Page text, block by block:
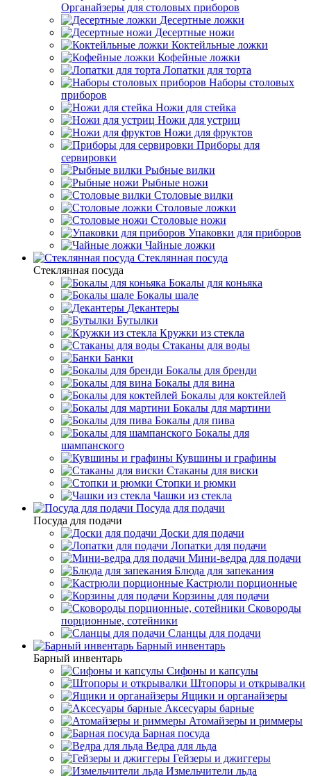
Органайзеры для столовых приборов
Десертные ложки
Десертные ножи
Коктейльные ложки
Кофейные ложки
Лопатки для торта
Наборы столовых
приборов
Ножи для стейка
Ножи для устриц
Ножи для фруктов
Приборы для
сервировки
Рыбные вилки
Рыбные ножи
Столовые вилки
Столовые ложки
Столовые ножи
Упаковки для приборов
Чайные ложки
Стеклянная посуда
Стеклянная посуда
Бокалы для коньяка
Бокалы шале
Декантеры
Бутылки
Кружки из стекла
Стаканы для воды
Банки
Бокалы для бренди
Бокалы для вина
Бокалы для коктейлей
Бокалы для мартини
Бокалы для пива
Бокалы для
шампанского
Кувшины и графины
Стаканы для виски
Стопки и рюмки
Чашки из стекла
Посуда для подачи
Посуда для подачи
Доски для подачи
Лопатки для подачи
Мини-ведра для подачи
Блюда для запекания
Кастрюли порционные
Корзины для подачи
Сковороды
порционные, сотейники
Сланцы для подачи
Барный инвентарь
Барный инвентарь
Сифоны и капсулы
Штопоры и открывалки
Ящики и органайзеры
Аксесуары барные
Атомайзеры и риммеры
Барная посуда
Ведра для льда
Гейзеры и джиггеры
Измельчители льда